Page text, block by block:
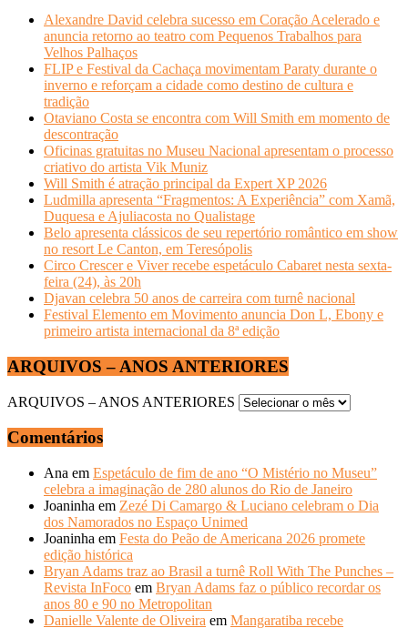
Alexandre David celebra sucesso em Coração Acelerado e
anuncia retorno ao teatro com Pequenos Trabalhos para
Velhos Palhaços
FLIP e Festival da Cachaça movimentam Paraty durante o
inverno e reforçam a cidade como destino de cultura e
tradição
Otaviano Costa se encontra com Will Smith em momento de
descontração
Oficinas gratuitas no Museu Nacional apresentam o processo
criativo do artista Vik Muniz
Will Smith é atração principal da Expert XP 2026
Ludmilla apresenta “Fragmentos: A Experiência” com Xamã,
Duquesa e Ajuliacosta no Qualistage
Belo apresenta clássicos de seu repertório romântico em show
no resort Le Canton, em Teresópolis
Circo Crescer e Viver recebe espetáculo Cabaret nesta sexta-
feira (24), às 20h
Djavan celebra 50 anos de carreira com turnê nacional
Festival Elemento em Movimento anuncia Don L, Ebony e
primeiro artista internacional da 8ª edição
ARQUIVOS – ANOS ANTERIORES
ARQUIVOS – ANOS ANTERIORES
Comentários
Ana em Espetáculo de fim de ano “O Mistério no Museu”
celebra a imaginação de 280 alunos do Rio de Janeiro
Joaninha em Zezé Di Camargo & Luciano celebram o Dia
dos Namorados no Espaço Unimed
Joaninha em Festa do Peão de Americana 2026 promete
edição histórica
Bryan Adams traz ao Brasil a turnê Roll With The Punches –
Revista InFoco em Bryan Adams faz o público recordar os
anos 80 e 90 no Metropolitan
Danielle Valente de Oliveira em Mangaratiba recebe